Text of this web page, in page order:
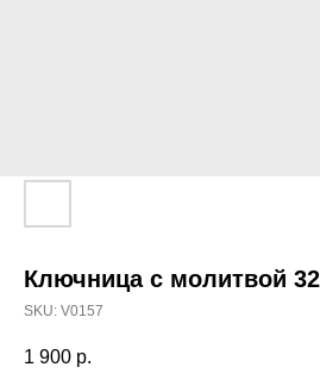
Ключница с молитвой
SKU: V0157
1 900 р.